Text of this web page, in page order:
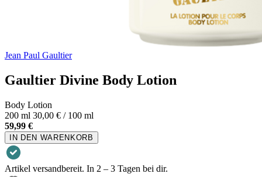
Jean Paul Gaultier
Gaultier Divine Body Lotion
Body Lotion
200 ml 30,00 € / 100 ml
59,99 €
IN DEN WARENKORB
Artikel versandbereit. In 2 – 3 Tagen bei dir.